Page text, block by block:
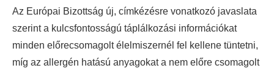
Az Európai Bizottság új, címkézésre vonatkozó javaslata
szerint a kulcsfontosságú táplálkozási információkat
minden előrecsomagolt élelmiszernél fel kellene tüntetni,
míg az allergén hatású anyagokat a nem előre csomagolt